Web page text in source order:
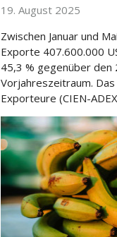
19. August 2025
Zwischen Januar und
Exporte 407.600.000
45,3 % gegenüber den
Vorjahreszeitraum.
Exporteure (CIEN-